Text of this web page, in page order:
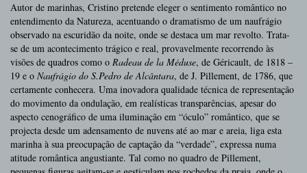
Autor de marinhas, Cristino pretende eleger o sentimento romântico no
entendimento da Natureza, acentuando o dramatismo de um naufrágio
observado na escuridão da noite, onde se destaca um mar revolto. Trata-
se de um acontecimento trágico e real, provavelmente recorrendo às
visões de quadros como o Radeau de la Méduse, de Géricault, de 1818 –
19 e o Naufrágio do S.Pedro de Alcântara, de J. Pillement, de 1786, que
certamente conhecera. Uma inovadora qualidade técnica de representação
do movimento da ondulação, em realísticas transparências, apesar do
aspecto cenográfico de uma iluminação em “óculo” romântico, que se
projecta desde um adensamento de nuvens até ao mar e areia, liga esta
marinha à sua preocupação de captação da “verdade”, expressa numa
atitude romântica angustiante. Tal como no quadro de Pillement,